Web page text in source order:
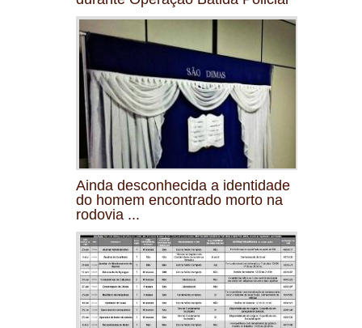
Ainda desconhecida a identidade
do homem encontrado morto na
rodovia ...